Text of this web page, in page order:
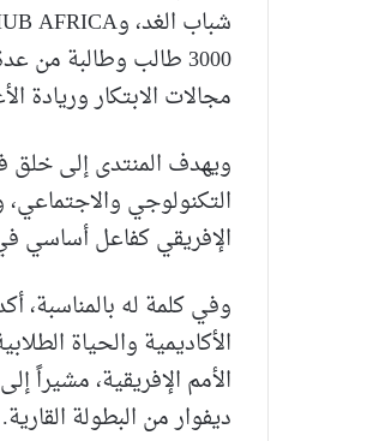
3000 طالب وطالبة
مجالات الابتكار وريادة
ويهدف المنتدى إلى خلق
التكنولوجي
الإفريقي كفاعل أساسي
وفي كلمة له بالمناسبة،
الأكاديمية والحياة
الأمم الإفريقية،
ديفوار من البطولة القارية.